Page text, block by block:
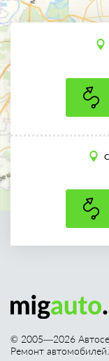
© 2005—2026
Ремонт